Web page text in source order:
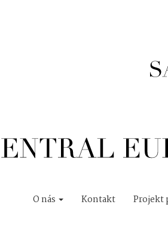
O nás Kontakt Projekt